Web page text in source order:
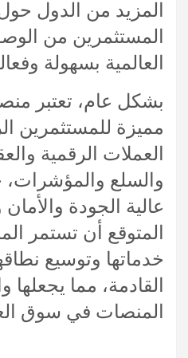
المزيد من الدول
المستثمرين من
العالمية بسهولة
مميزة للمستثمرين
العملات الرقمية
والسلع
عالية الجودة
المتوقع أن تستمر
خدماتها وتوسيع
القادمة، مما
المنصات في سوق